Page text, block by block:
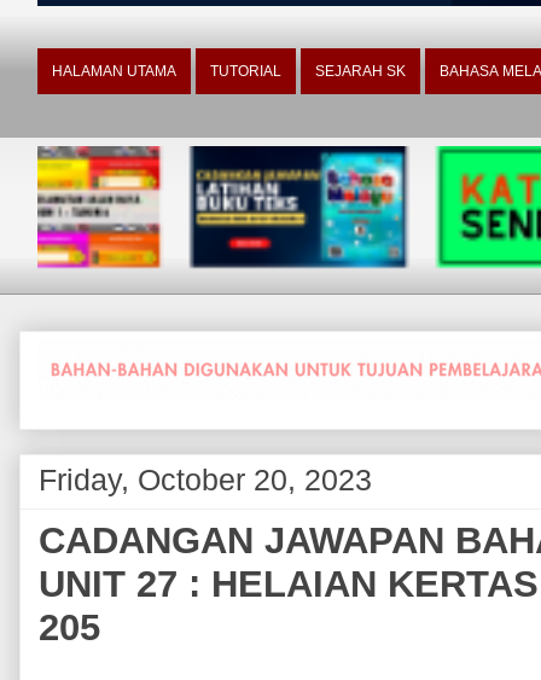
HALAMAN UTAMA TUTORIAL SEJARAH SK BAHASA
Friday, October 20, 2023
CADANGAN JAWAPAN
UNIT 27 : HELAIAN
205